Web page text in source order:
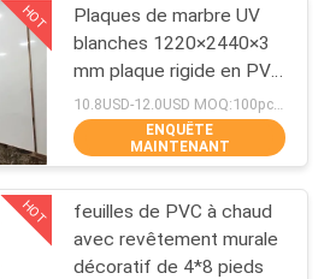
en bois en
10
HOT
Plaques de marbre UV
blanches 1220×2440×3
mm plaque rigide en PVC
de 3 mm
ENQUÊTE
MAINTENANT
HOT
feuilles de PVC à chaud
avec revêtement murale
décoratif de 4*8 pieds